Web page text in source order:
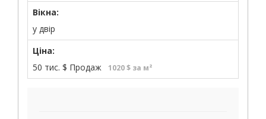
Вікна:
у двір
Ціна:
50 тис. $ Продаж 1020 $ за м²